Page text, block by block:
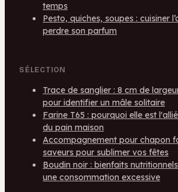
temps
Pesto, quiches, soupes : cuisiner
perdre son parfum
SÉLECTION
Trace de sanglier : 8 cm de
pour identifier un mâle solitaire
Farine T65 : pourquoi elle est
du pain maison
Accompagnement pour chapon
saveurs pour sublimer vos fêtes
Boudin noir : bienfaits
une consommation excessive